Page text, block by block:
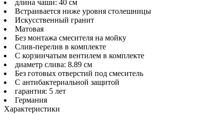
длина чаши: 40 см
Встраивается ниже уровня столешницы
Искусственный гранит
Матовая
Без монтажа смесителя на мойку
Слив-перелив в комплекте
С корзинчатым вентилем в комплекте
диаметр слива: 8.89 см
Без готовых отверстий под смеситель
С антибактериальной защитой
гарантия: 5 лет
Германия
Характеристики